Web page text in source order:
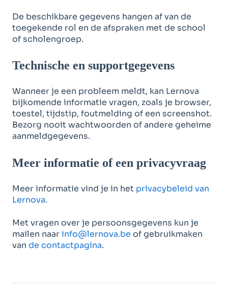
De beschikbare gegevens hangen af van de
toegekende rol en de afspraken met de school
of scholengroep.
Technische en supportgegevens
Wanneer je een probleem meldt, kan Lernova
bijkomende informatie vragen, zoals je browser,
toestel, tijdstip, foutmelding of een screenshot.
Bezorg nooit wachtwoorden of andere geheime
aanmeldgegevens.
Meer informatie of een privacyvraag
Meer informatie vind je in het privacybeleid van
Lernova.
Met vragen over je persoonsgegevens kun je
mailen naarinfo@lernova.be of gebruikmaken
van de contactpagina.